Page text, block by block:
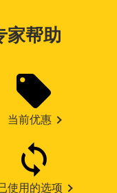
家帮助
当前优惠
使用的选项